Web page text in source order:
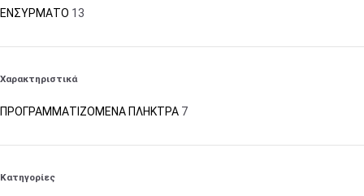
ΕΝΣΥΡΜΑΤΟ 13
Χαρακτηριστικά
ΠΡΟΓΡΑΜΜΑΤΙΖΟΜΕΝΑ ΠΛΗΚΤΡΑ 7
Κατηγορίες